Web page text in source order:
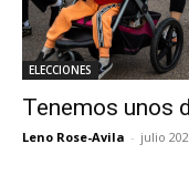
ELECCIONES
Tenemos unos
Leno Rose-Avila - julio